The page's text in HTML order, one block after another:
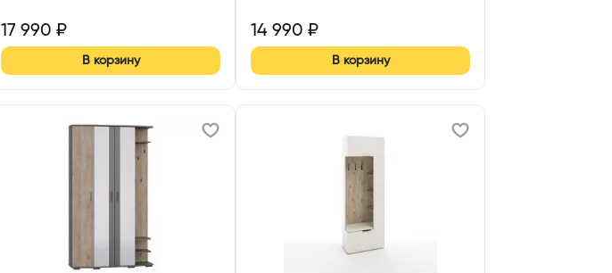
17 990 ₽
В корзину
14 990 ₽
В корзину